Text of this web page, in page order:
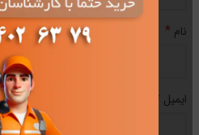
نام *
ایمیل *